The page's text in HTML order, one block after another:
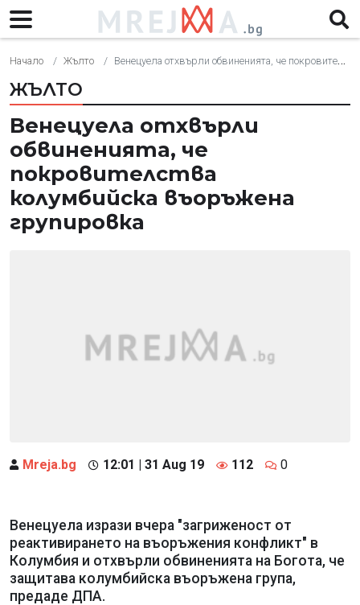
Начало Жълто Венецуела отхвърли обвиненията, че покровителства колумбийска въоръжена групировка
ЖЪЛТО
Венецуела отхвърли
обвиненията, че
покровителства
колумбийска въоръжена
групировка
Mreja.bg 12:01 | 31 Aug 19 112 0
Венецуела изрази вчера "загриженост от
реактивирането на въоръжения конфликт" в
Колумбия и отхвърли обвиненията на Богота, че
защитава колумбийска въоръжена група,
предаде ДПА.